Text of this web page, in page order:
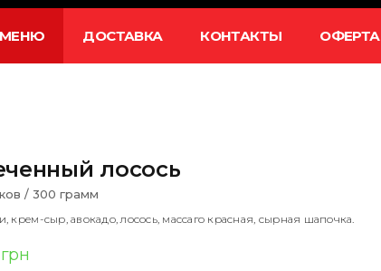
МЕНЮ ДОСТАВКА КОНТАКТЫ ОФЕРТА
лосось
/ 300 грамм
крем-сыр, авокадо, лосось, массаго красная, сырная шапочка.
грн